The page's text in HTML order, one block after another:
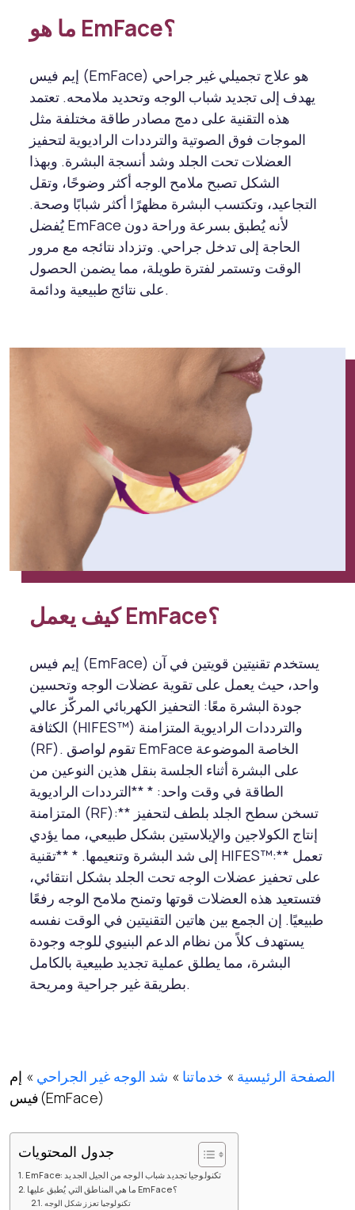
ما هو EmFace؟
إيم فيس (EmFace) هو علاج تجميلي غير جراحي
يهدف إلى تجديد شباب الوجه وتحديد ملامحه. تعتمد
هذه التقنية على دمج مصادر طاقة مختلفة مثل
الموجات فوق الصوتية والترددات الراديوية لتحفيز
العضلات تحت الجلد وشد أنسجة البشرة. وبهذا
الشكل تصبح ملامح الوجه أكثر وضوحًا، وتقل
التجاعيد، وتكتسب البشرة مظهرًا أكثر شبابًا وصحة.
يُفضل EmFace لأنه يُطبق بسرعة وراحة دون
الحاجة إلى تدخل جراحي. وتزداد نتائجه مع مرور
الوقت وتستمر لفترة طويلة، مما يضمن الحصول
على نتائج طبيعية ودائمة.
كيف يعمل EmFace؟
إيم فيس (EmFace) يستخدم تقنيتين قويتين في آن
واحد، حيث يعمل على تقوية عضلات الوجه وتحسين
جودة البشرة معًا: التحفيز الكهربائي المركّز عالي
الكثافة (HIFES™) والترددات الراديوية المتزامنة
(RF). تقوم لواصق EmFace الخاصة الموضوعة
على البشرة أثناء الجلسة بنقل هذين النوعين من
الطاقة في وقت واحد: * **الترددات الراديوية
المتزامنة (RF):** تسخن سطح الجلد بلطف لتحفيز
إنتاج الكولاجين والإيلاستين بشكل طبيعي، مما يؤدي
إلى شد البشرة وتنعيمها. * **تقنية HIFES™:** تعمل
على تحفيز عضلات الوجه تحت الجلد بشكل انتقائي،
فتستعيد هذه العضلات قوتها وتمنح ملامح الوجه رفعًا
طبيعيًا. إن الجمع بين هاتين التقنيتين في الوقت نفسه
يستهدف كلاً من نظام الدعم البنيوي للوجه وجودة
البشرة، مما يطلق عملية تجديد طبيعية بالكامل
بطريقة غير جراحية ومريحة.
الصفحة الرئيسية » خدماتنا » شد الوجه غير الجراحي » إم
فيس(EmFace)
جدول المحتويات
EmFace: تكنولوجيا تجديد شباب الوجه من الجيل الجديد
ما هي المناطق التي يُطبق عليها EmFace؟
تكنولوجيا تعزز شكل الوجه